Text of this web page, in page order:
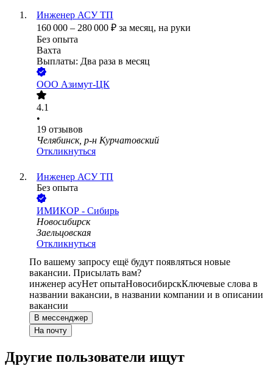
Инженер АСУ ТП
160 000 – 280 000 ₽ за месяц, на руки
Без опыта
Вахта
Выплаты: Два раза в месяц
ООО Азимут-ЦК
4.1
•
19 отзывов
Челябинск, р-н Курчатовский
Откликнуться
Инженер АСУ ТП
Без опыта
ИМИКОР - Сибирь
Новосибирск
Заельцовская
Откликнуться
По вашему запросу ещё будут появляться новые
вакансии. Присылать вам?
инженер асуНет опытаНовосибирскКлючевые слова в
названии вакансии, в названии компании и в описании
вакансии
В мессенджер
На почту
Другие пользователи ищут